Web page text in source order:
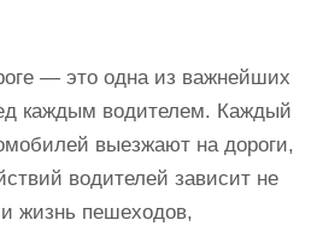
— это одна из важнейших
каждым водителем. Каждый
выезжают на дороги,
водителей зависит не
жизнь пешеходов,